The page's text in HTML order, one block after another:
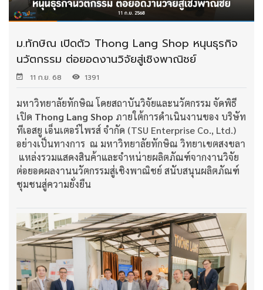
ม.ทักษิณ เปิดตัว Thong Lang Shop หนุนธุรกิจ
นวัตกรรม ต่อยอดงานวิจัยสู่เชิงพาณิชย์
11 ก.ย. 68 1391
มหาวิทยาลัยทักษิณ โดยสถาบันวิจัยและนวัตกรรม จัดพิธี
เปิด Thong Lang Shop ภายใต้การดำเนินงานของ บริษัท
ทีเอสยู เอ็นเตอร์ไพรส์ จำกัด (TSU Enterprise Co., Ltd.)
อย่างเป็นทางการ ณ มหาวิทยาลัยทักษิณ วิทยาเขตสงขลา
แหล่งรวมแสดงสินค้าและจำหน่ายผลิตภัณฑ์จากงานวิจัย
ต่อยอดผลงานนวัตกรรมสู่เชิงพาณิชย์ สนับสนุนผลิตภัณฑ์
ชุมชนสู่ความยั่งยืน